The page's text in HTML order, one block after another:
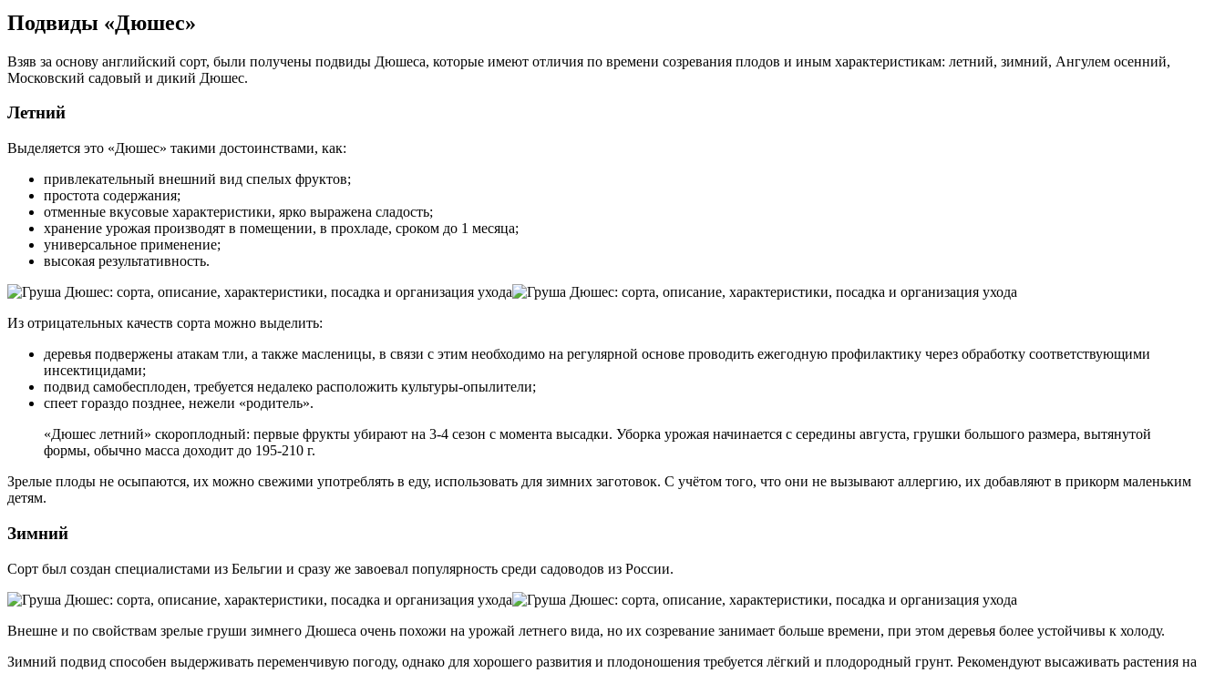
Подвиды «Дюшес»
Взяв за основу английский сорт, были получены подвиды Дюшеса, которые имеют отличия по времени созревания плодов и иным характеристикам: летний, зимний, Ангулем осенний,
Московский садовый и дикий Дюшес.
Летний
Выделяется это «Дюшес» такими достоинствами, как:
привлекательный внешний вид спелых фруктов;
простота содержания;
отменные вкусовые характеристики, ярко выражена сладость;
хранение урожая производят в помещении, в прохладе, сроком до 1 месяца;
универсальное применение;
высокая результативность.
Из отрицательных качеств сорта можно выделить:
деревья подвержены атакам тли, а также масленицы, в связи с этим необходимо на регулярной основе проводить ежегодную профилактику через обработку соответствующими
инсектицидами;
подвид самобесплоден, требуется недалеко расположить культуры-опылители;
спеет гораздо позднее, нежели «родитель».
«Дюшес летний» скороплодный: первые фрукты убирают на 3-4 сезон с момента высадки. Уборка урожая начинается с середины августа, грушки большого размера, вытянутой
формы, обычно масса доходит до 195-210 г.
Зрелые плоды не осыпаются, их можно свежими употреблять в еду, использовать для зимних заготовок. С учётом того, что они не вызывают аллергию, их добавляют в прикорм маленьким
детям.
Зимний
Сорт был создан специалистами из Бельгии и сразу же завоевал популярность среди садоводов из России.
Внешне и по свойствам зрелые груши зимнего Дюшеса очень похожи на урожай летнего вида, но их созревание занимает больше времени, при этом деревья более устойчивы к холоду.
Зимний подвид способен выдерживать переменчивую погоду, однако для хорошего развития и плодоношения требуется лёгкий и плодородный грунт. Рекомендуют высаживать растения на